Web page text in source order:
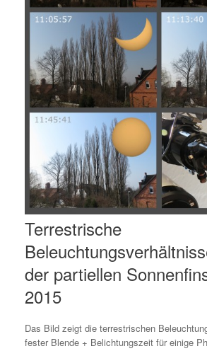
Terrestrische
der partiellen
2015
Das Bild zeigt die terrestrischen
fester Blende + Belichtungszeit für einige